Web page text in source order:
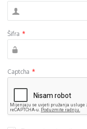
Šifra *
Captcha *